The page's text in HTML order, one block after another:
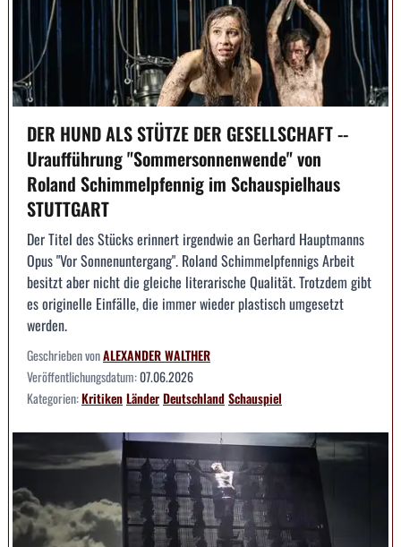
DER HUND ALS STÜTZE DER GESELLSCHAFT --
Uraufführung "Sommersonnenwende" von
Roland Schimmelpfennig im Schauspielhaus
STUTTGART
Der Titel des Stücks erinnert irgendwie an Gerhard Hauptmanns
Opus "Vor Sonnenuntergang". Roland Schimmelpfennigs Arbeit
besitzt aber nicht die gleiche literarische Qualität. Trotzdem gibt
es originelle Einfälle, die immer wieder plastisch umgesetzt
werden.
Geschrieben vonALEXANDER WALTHER
Veröffentlichungsdatum:07.06.2026
Kategorien:KritikenLänderDeutschlandSchauspiel